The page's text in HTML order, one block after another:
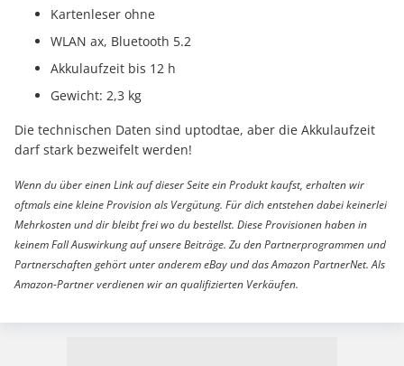
Kartenleser ohne
WLAN ax, Bluetooth 5.2
Akkulaufzeit bis 12 h
Gewicht: 2,3 kg
Die technischen Daten sind uptodtae, aber die Akkulaufzeit
darf stark bezweifelt werden!
Wenn du über einen Link auf dieser Seite ein Produkt kaufst, erhalten wir
oftmals eine kleine Provision als Vergütung. Für dich entstehen dabei keinerlei
Mehrkosten und dir bleibt frei wo du bestellst. Diese Provisionen haben in
keinem Fall Auswirkung auf unsere Beiträge. Zu den Partnerprogrammen und
Partnerschaften gehört unter anderem eBay und das Amazon PartnerNet. Als
Amazon-Partner verdienen wir an qualifizierten Verkäufen.